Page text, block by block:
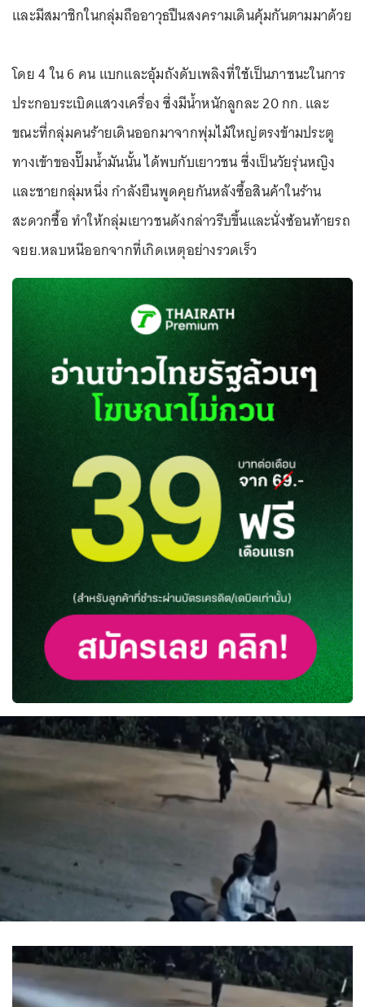
และมีสมาชิกในกลุ่มถืออาวุธปืนสงครามเดินคุ้มกันตามมาด้วย
โดย 4 ใน 6 คน แบกและอุ้มถังดับเพลิงที่ใช้เป็นภาชนะในการ
ประกอบระเบิดแสวงเครื่อง ซึ่งมีน้ำหนักลูกละ 20 กก. และ
ขณะที่กลุ่มคนร้ายเดินออกมาจากพุ่มไม้ใหญ่ตรงข้ามประตู
ทางเข้าของปั๊มน้ำมันนั้น ได้พบกับเยาวชน ซึ่งเป็นวัยรุ่นหญิง
และชายกลุ่มหนึ่ง กำลังยืนพูดคุยกันหลังซื้อสินค้าในร้าน
สะดวกซื้อ ทำให้กลุ่มเยาวชนดังกล่าวรีบขึ้นและนั่งซ้อนท้ายรถ
จยย.หลบหนีออกจากที่เกิดเหตุอย่างรวดเร็ว